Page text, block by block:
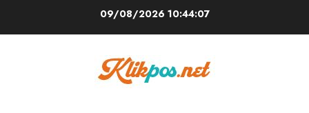
09/08/2026 10:44:08